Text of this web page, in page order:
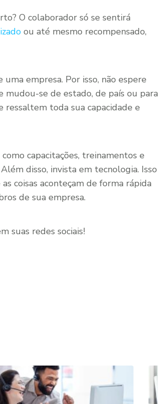
O colaborador só se sentirá
ou até mesmo recompensado,
empresa. Por isso, não espere
se de estado, de país ou para
ressaltem toda sua capacidade e
capacitações, treinamentos e
disso, invista em tecnologia. Isso
coisas aconteçam de forma rápida
de sua empresa.
suas redes sociais!